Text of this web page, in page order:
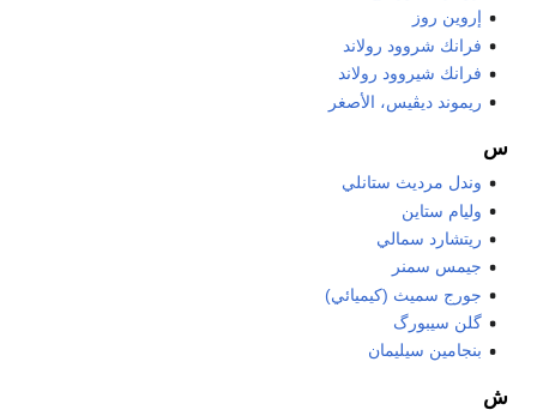
إروين روز
فرانك شروود رولاند
فرانك شيروود رولاند
ريموند ديڤيس، الأصغر
س
وندل مرديث ستانلي
وليام ستاين
ريتشارد سمالي
جيمس سمنر
جورج سميث (كيميائي)
گلن سيبورگ
بنجامين سيليمان
ش